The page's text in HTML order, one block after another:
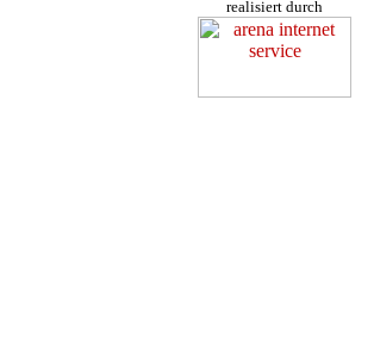
realisiert durch